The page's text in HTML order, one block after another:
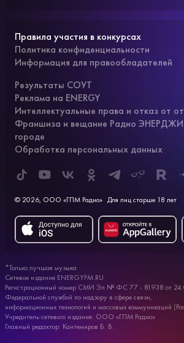
Правила участия в конкурсах
Политика конфиденциальности
Информация для правообладателей
Результаты СОУТ
Реклама на ENERGY
Интеллектуальные права и отказ от
Франшиза и вещание Радио ЭНЕРДЖИ
городе
Обработка персональных данных
© 2026, ООО «ГПМ Радио» Для лиц старше 18 лет
*Только лучшая музыка
Сетевое издание ENERGYFM.RU
Регистрационный номер СМИ Эл № ФС 77 - 81938 от
Федеральной службой по надзору в сфере связи,
информационных технологий и массовых коммуникаций
Учредитель сетевого издания: ООО «ГПМ Радио»
Главный редактор: Кантемиров Б. В.